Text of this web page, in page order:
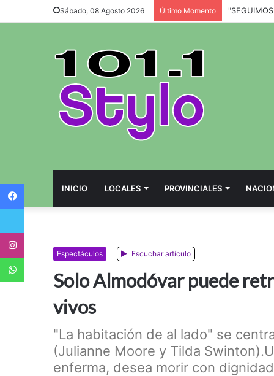
Sábado, 08 Agosto 2026 Último Momento
INICIO LOCALES PROVINCIALES
Espectáculos Escuchar artículo
Solo Almodóvar puede
vivos
"La habitación de al lado" se
(Julianne Moore y Tilda
enferma, desea morir con
Twitter
WhatsApp